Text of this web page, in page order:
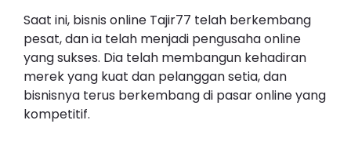
Saat ini, bisnis online Tajir77 telah berkembang
pesat, dan ia telah menjadi pengusaha online
yang sukses. Dia telah membangun kehadiran
merek yang kuat dan pelanggan setia, dan
bisnisnya terus berkembang di pasar online yang
kompetitif.